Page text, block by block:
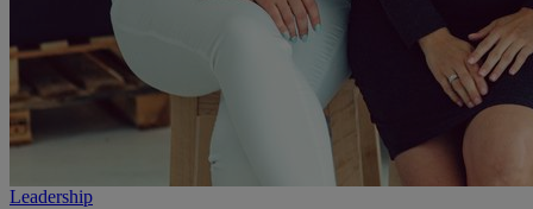
Leadership